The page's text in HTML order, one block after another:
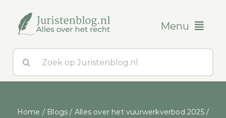
inhoud
Menu
Blogs
naar:
Home / Blogs / Alles over het vuurwerkverbod 2025 /